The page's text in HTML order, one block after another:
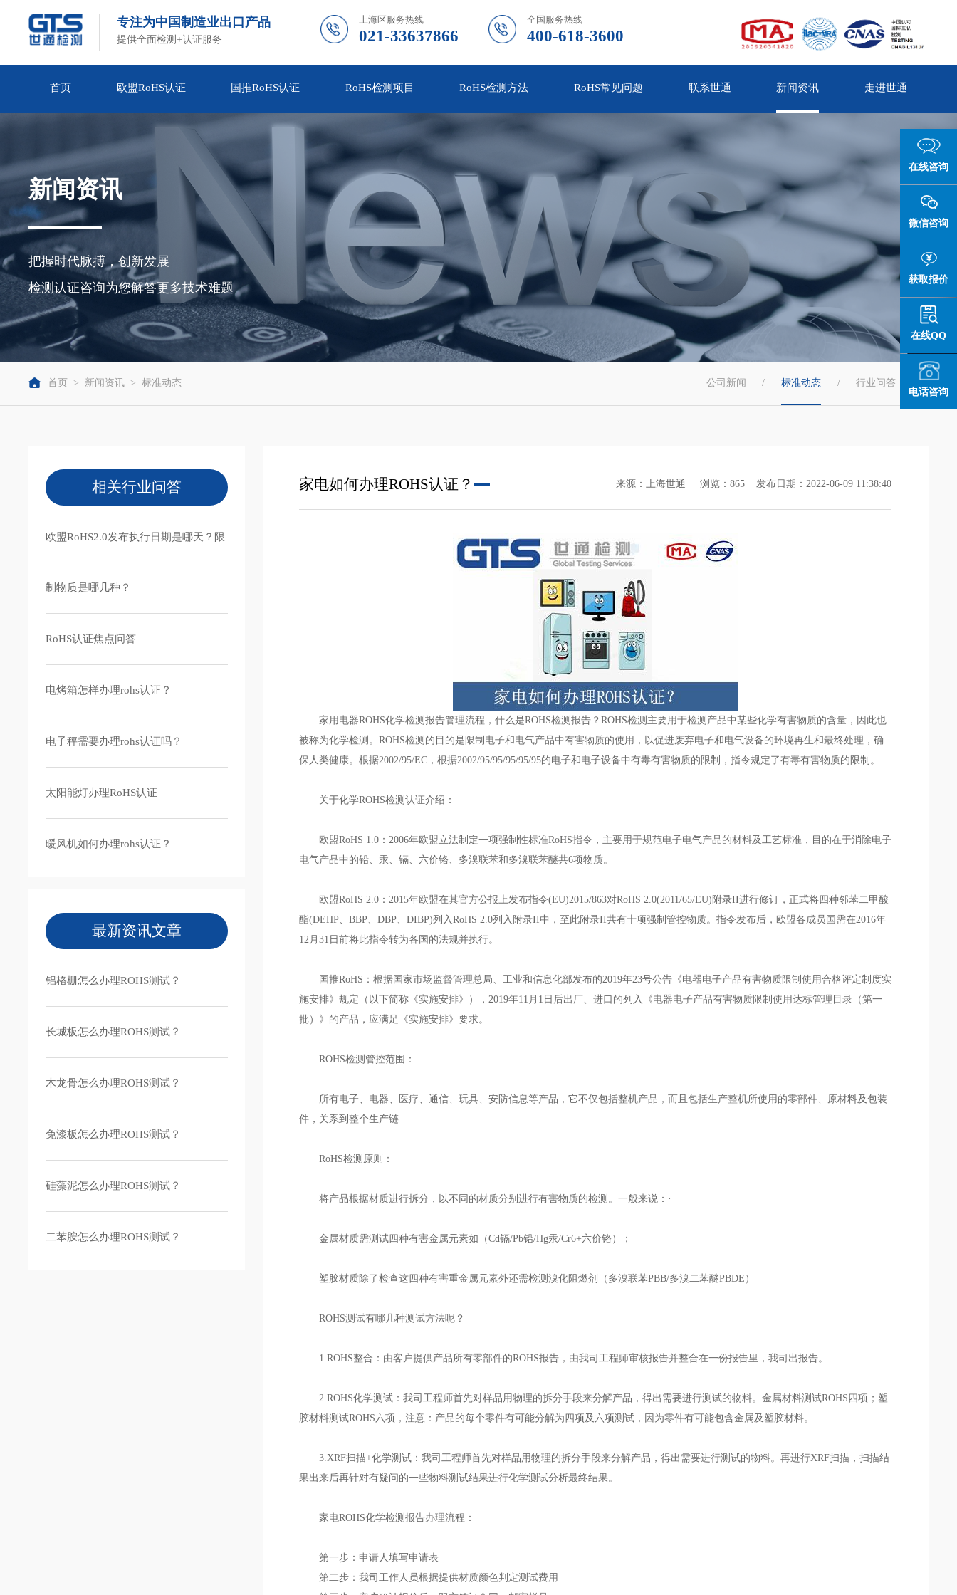
专注为中国制造业出口产品
提供全面检测+认证服务
上海区服务热线
021-33637866
全国服务热线
400-618-3600
首页 欧盟RoHS认证 国推RoHS认证 RoHS检测项目 RoHS检测方法 RoHS常见问题 联系世通 新闻资讯 走进世通
新闻资讯
把握时代脉搏，创新发展
检测认证咨询为您解答更多技术难题
首页 > 新闻资讯 > 标准动态 公司新闻 / 标准动态 / 行业问答
相关行业问答
欧盟RoHS2.0发布执行日期是哪天？限
制物质是哪几种？
RoHS认证焦点问答
电烤箱怎样办理rohs认证？
电子秤需要办理rohs认证吗？
太阳能灯办理RoHS认证
暖风机如何办理rohs认证？
最新资讯文章
铝格栅怎么办理ROHS测试？
长城板怎么办理ROHS测试？
木龙骨怎么办理ROHS测试？
免漆板怎么办理ROHS测试？
硅藻泥怎么办理ROHS测试？
二苯胺怎么办理ROHS测试？
家电如何办理ROHS认证？ 来源：上海世通 浏览：865 发布日期：2022-06-09 11:38:40
家用电器ROHS化学检测报告管理流程，什么是ROHS检测报告？ROHS检测主要用于检测产品中某些化学有害物质的含量，因此也
被称为化学检测。ROHS检测的目的是限制电子和电气产品中有害物质的使用，以促进废弃电子和电气设备的环境再生和最终处理，确
保人类健康。根据2002/95/EC，根据2002/95/95/95/95/95的电子和电子设备中有毒有害物质的限制，指令规定了有毒有害物质的限制。
关于化学ROHS检测认证介绍：
欧盟RoHS 1.0：2006年欧盟立法制定一项强制性标准RoHS指令，主要用于规范电子电气产品的材料及工艺标准，目的在于消除电子
电气产品中的铅、汞、镉、六价铬、多溴联苯和多溴联苯醚共6项物质。
欧盟RoHS 2.0：2015年欧盟在其官方公报上发布指令(EU)2015/863对RoHS 2.0(2011/65/EU)附录II进行修订，正式将四种邻苯二甲酸
酯(DEHP、BBP、DBP、DIBP)列入RoHS 2.0列入附录II中，至此附录II共有十项强制管控物质。指令发布后，欧盟各成员国需在2016年
12月31日前将此指令转为各国的法规并执行。
国推RoHS：根据国家市场监督管理总局、工业和信息化部发布的2019年23号公告《电器电子产品有害物质限制使用合格评定制度实
施安排》规定（以下简称《实施安排》），2019年11月1日后出厂、进口的列入《电器电子产品有害物质限制使用达标管理目录（第一
批）》的产品，应满足《实施安排》要求。
ROHS检测管控范围：
所有电子、电器、医疗、通信、玩具、安防信息等产品，它不仅包括整机产品，而且包括生产整机所使用的零部件、原材料及包装
件，关系到整个生产链
RoHS检测原则：
将产品根据材质进行拆分，以不同的材质分别进行有害物质的检测。一般来说：·
金属材质需测试四种有害金属元素如（Cd镉/Pb铅/Hg汞/Cr6+六价铬）；
塑胶材质除了检查这四种有害重金属元素外还需检测溴化阻燃剂（多溴联苯PBB/多溴二苯醚PBDE）
ROHS测试有哪几种测试方法呢？
1.ROHS整合：由客户提供产品所有零部件的ROHS报告，由我司工程师审核报告并整合在一份报告里，我司出报告。
2.ROHS化学测试：我司工程师首先对样品用物理的拆分手段来分解产品，得出需要进行测试的物料。金属材料测试ROHS四项；塑
胶材料测试ROHS六项，注意：产品的每个零件有可能分解为四项及六项测试，因为零件有可能包含金属及塑胶材料。
3.XRF扫描+化学测试：我司工程师首先对样品用物理的拆分手段来分解产品，得出需要进行测试的物料。再进行XRF扫描，扫描结
果出来后再针对有疑问的一些物料测试结果进行化学测试分析最终结果。
家电ROHS化学检测报告办理流程：
第一步：申请人填写申请表
第二步：我司工作人员根据提供材质颜色判定测试费用
在线咨询
微信咨询
获取报价
在线QQ
电话咨询